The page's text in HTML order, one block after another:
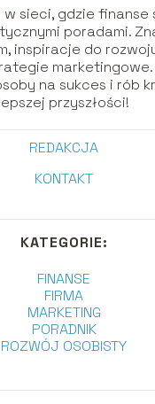
w sieci, gdzie finanse
poradami.
inspiracje do
marketingowe.
na sukces i rób
lepszej przyszłości!
REDAKCJA
KONTAKT
KATEGORIE:
FINANSE
FIRMA
MARKETING
PORADNIK
ROZWÓJ OSOBISTY